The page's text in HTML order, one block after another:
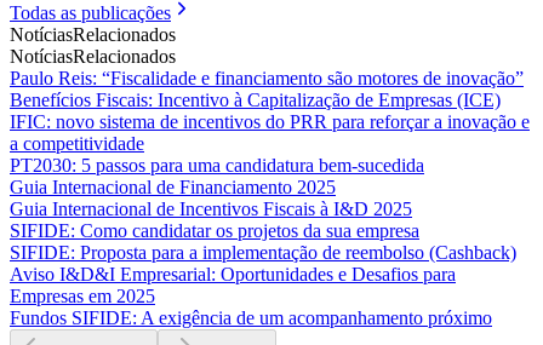
Todas as publicações
NotíciasRelacionados
NotíciasRelacionados
Paulo Reis: “Fiscalidade e financiamento são motores de inovação”
Benefícios Fiscais: Incentivo à Capitalização de Empresas (ICE)
IFIC: novo sistema de incentivos do PRR para reforçar a inovação e
a competitividade
PT2030: 5 passos para uma candidatura bem-sucedida
Guia Internacional de Financiamento 2025
Guia Internacional de Incentivos Fiscais à I&D 2025
SIFIDE: Como candidatar os projetos da sua empresa
SIFIDE: Proposta para a implementação de reembolso (Cashback)
Aviso I&D&I Empresarial: Oportunidades e Desafios para
Empresas em 2025
Fundos SIFIDE: A exigência de um acompanhamento próximo